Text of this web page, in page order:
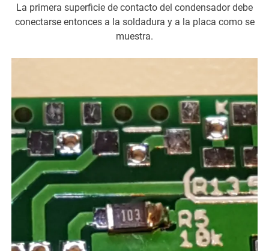
La primera superficie de contacto del condensador debe
conectarse entonces a la soldadura y a la placa como se
muestra.